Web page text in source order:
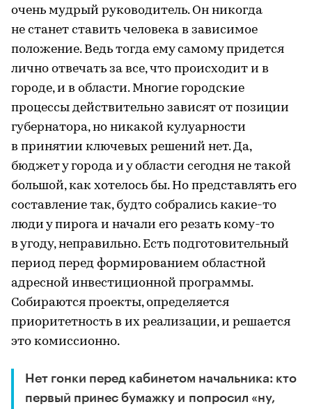
очень мудрый руководитель. Он никогда
не станет ставить человека в зависимое
положение. Ведь тогда ему самому придется
лично отвечать за все, что происходит и в
городе, и в области. Многие городские
процессы действительно зависят от позиции
губернатора, но никакой кулуарности
в принятии ключевых решений нет. Да,
бюджет у города и у области сегодня не такой
большой, как хотелось бы. Но представлять его
составление так, будто собрались какие-то
люди у пирога и начали его резать кому-то
в угоду, неправильно. Есть подготовительный
период перед формированием областной
адресной инвестиционной программы.
Собираются проекты, определяется
приоритетность в их реализации, и решается
это комиссионно.
Нет гонки перед кабинетом начальника: кто
первый принес бумажку и попросил «ну,